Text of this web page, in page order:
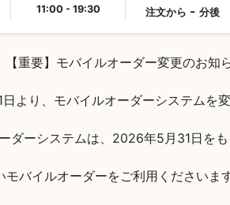
11:00 - 19:30 注文から - 分後
【重要】モバイルオーダー変更のお知
より、モバイルオーダーシステムを
ダーシステムは、2026年5月31日をも
バイルオーダーをご利用くださいま